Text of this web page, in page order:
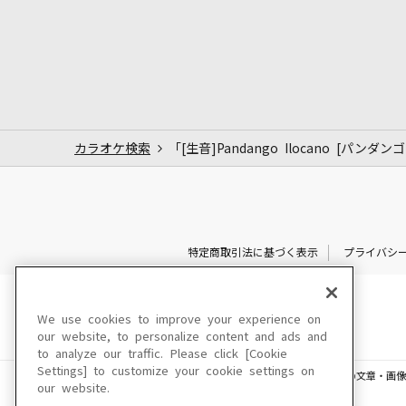
カラオケ検索 「[生音]Pandango Ilocano [パンダン
特定商取引法に基づく表示 プライバシ
このサイトに掲載されている一切の文章・画
We use cookies to improve your experience on
our website, to personalize content and ads and
to analyze our traffic. Please click [Cookie
Settings] to customize your cookie settings on
our website.